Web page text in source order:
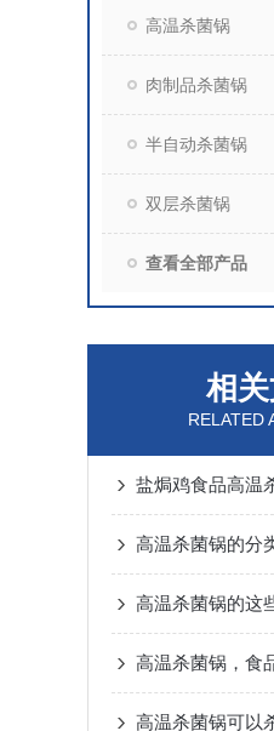
高温杀菌锅
肉制品杀菌锅
半自动杀菌锅
双层杀菌锅
查看全部产品
相
RELATED
高温杀菌锅的分
高温杀菌锅可以